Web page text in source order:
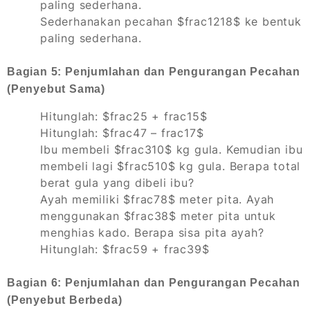
paling sederhana.
Sederhanakan pecahan $frac1218$ ke bentuk
paling sederhana.
Bagian 5: Penjumlahan dan Pengurangan Pecahan
(Penyebut Sama)
Hitunglah: $frac25 + frac15$
Hitunglah: $frac47 – frac17$
Ibu membeli $frac310$ kg gula. Kemudian ibu
membeli lagi $frac510$ kg gula. Berapa total
berat gula yang dibeli ibu?
Ayah memiliki $frac78$ meter pita. Ayah
menggunakan $frac38$ meter pita untuk
menghias kado. Berapa sisa pita ayah?
Hitunglah: $frac59 + frac39$
Bagian 6: Penjumlahan dan Pengurangan Pecahan
(Penyebut Berbeda)